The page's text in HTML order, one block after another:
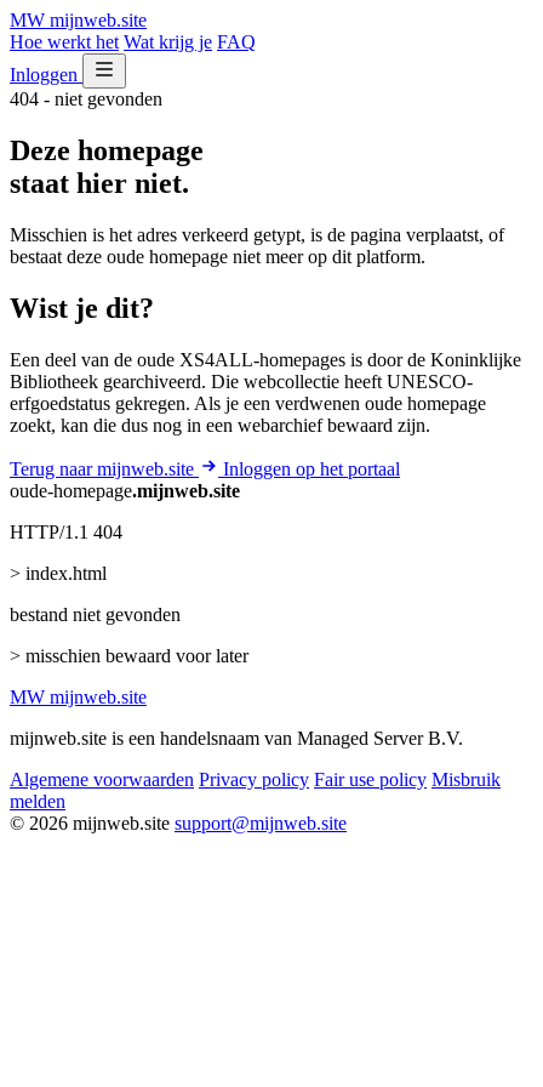
MW mijnweb.site
Hoe werkt het Wat krijg je FAQ
Inloggen
404 - niet gevonden
Deze homepage
staat hier niet.
Misschien is het adres verkeerd getypt, is de pagina verplaatst, of
bestaat deze oude homepage niet meer op dit platform.
Wist je dit?
Een deel van de oude XS4ALL-homepages is door de Koninklijke
Bibliotheek gearchiveerd. Die webcollectie heeft UNESCO-
erfgoedstatus gekregen. Als je een verdwenen oude homepage
zoekt, kan die dus nog in een webarchief bewaard zijn.
Terug naar mijnweb.site
Inloggen op het portaal
oude-homepage.mijnweb.site
HTTP/1.1 404
> index.html
bestand niet gevonden
> misschien bewaard voor later
MW mijnweb.site
mijnweb.site is een handelsnaam van Managed Server B.V.
Algemene voorwaarden Privacy policy Fair use policy Misbruik
melden
© 2026 mijnweb.site support@mijnweb.site